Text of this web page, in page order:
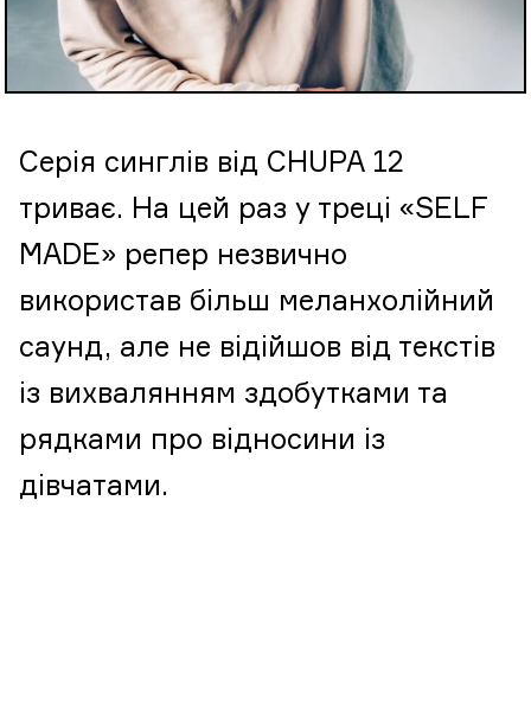
Серія синглів від CHUPA 12
триває. На цей раз у треці «SELF
MADE» репер незвично
використав більш меланхолійний
саунд, але не відійшов від текстів
із вихвалянням здобутками та
рядками про відносини із
дівчатами.